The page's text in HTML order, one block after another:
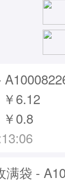
6.12
0.8
满袋 -